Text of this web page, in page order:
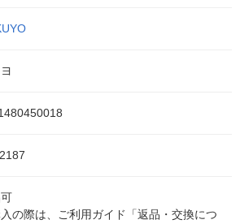
の際は、ご利用ガイド「返品・交換につ